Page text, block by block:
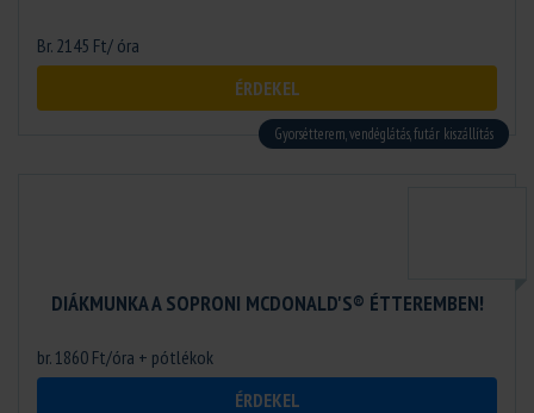
Br. 2145 Ft/ óra
ÉRDEKEL
Gyorsétterem, vendéglátás, futár kiszállítás
DIÁKMUNKA A SOPRONI MCDONALD'S® ÉTTEREMBEN!
br. 1860 Ft/óra + pótlékok
ÉRDEKEL